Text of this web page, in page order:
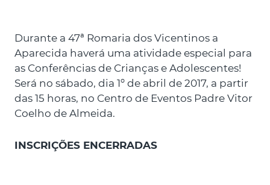
Durante a 47ª Romaria dos Vicentinos a
Aparecida haverá uma atividade especial para
as Conferências de Crianças e Adolescentes!
Será no sábado, dia 1º de abril de 2017, a partir
das 15 horas, no Centro de Eventos Padre Vitor
Coelho de Almeida.
INSCRIÇÕES ENCERRADAS